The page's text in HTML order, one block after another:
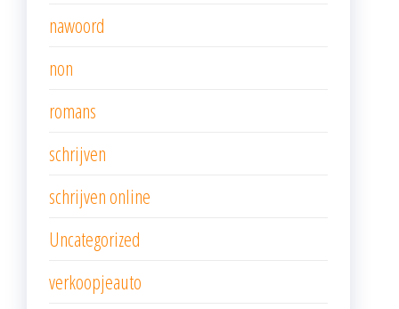
nawoord
non
romans
schrijven
schrijven online
Uncategorized
verkoopjeauto